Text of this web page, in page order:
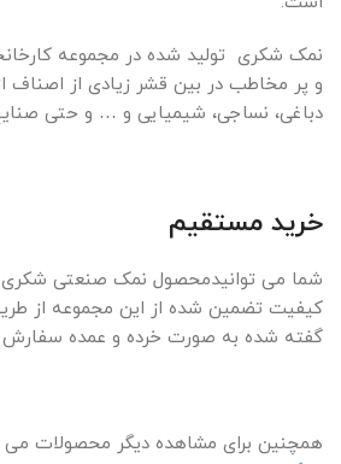
نمک شکری تولید شده در مجموعه
و پر مخاطب در بین قشر زیادی از اصناف
دباغی، نساجی، شیمیایی و … و حتی
خرید مستقیم
شما می توانیدمحصول نمک صنعتی شکری
کیفیت تضمین شده از این مجموعه از
گفته شده به صورت خرده و عمده سفارش
همچنین برای مشاهده دیگر محصولات می